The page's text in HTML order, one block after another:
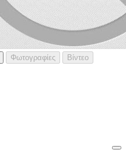
Φωτογραφίες
Βίντεο